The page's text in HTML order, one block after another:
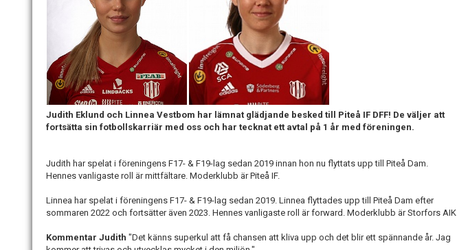
Judith Eklund och Linnea Vestbom har lämnat glädjande besked till Piteå IF DFF! De väljer att
fortsätta sin fotbollskarriär med oss och har tecknat ett avtal på 1 år med föreningen.
Judith har spelat i föreningens F17- & F19-lag sedan 2019 innan hon nu flyttats upp till Piteå Dam.
Hennes vanligaste roll är mittfältare. Moderklubb är Piteå IF.
Linnea har spelat i föreningens F17- & F19-lag sedan 2019. Linnea flyttades upp till Piteå Dam efter
sommaren 2022 och fortsätter även 2023. Hennes vanligaste roll är forward. Moderklubb är Storfors AIK
Kommentar Judith "Det känns superkul att få chansen att kliva upp och det blir ett spännande år. Jag